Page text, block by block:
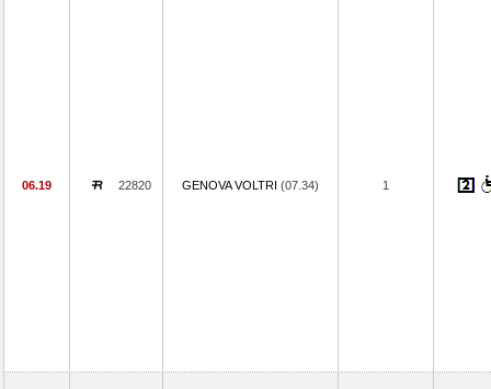
06.19 22820 GENOVA VOLTRI (07.34) 1